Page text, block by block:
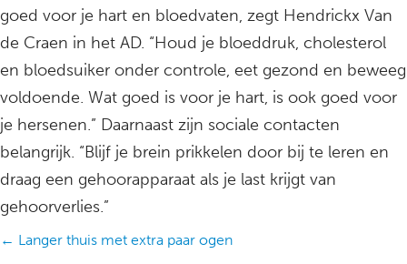
goed voor je hart en bloedvaten, zegt Hendrickx Van
de Craen in het AD. “Houd je bloeddruk, cholesterol
en bloedsuiker onder controle, eet gezond en beweeg
voldoende. Wat goed is voor je hart, is ook goed voor
je hersenen.” Daarnaast zijn sociale contacten
belangrijk. “Blijf je brein prikkelen door bij te leren en
draag een gehoorapparaat als je last krijgt van
gehoorverlies.”
Posts
← Langer thuis met extra paar ogen